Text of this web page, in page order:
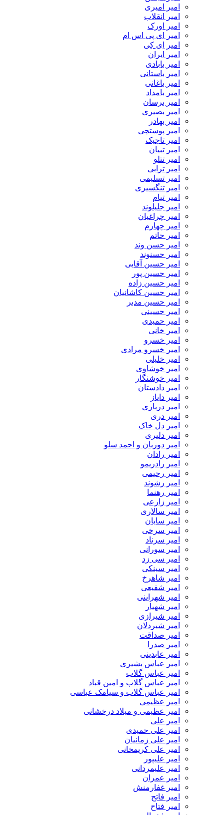
امیر امیری
امیر انقلاب
امیر اورک
امیر ای پی اس ام
امیر اِی کِی
امیر ایران
امیر بابادی
امیر باستانی
امیر باغانی
امیر بامداد
امیر برسان
امیر بصیری
امیر بهادر
امیر پوستچی
امیر تاجیک
امیر تبیان
امیر تتلو
امیر ترابی
امیر تسلیمی
امیر تنگسیری
امیر تیام
امیر جلیلوند
امیر چراغیان
امیر چهارم
امیر حاتم
امیر حسن وند
امیر حسنوند
امیر حسین آقایی
امیر حسین پور
امیر حسین زاده
امیر حسین کاشانیان
امیر حسین مدبر
امیر حسینی
امیر حمیدی
امیر خانی
امیر خسرو
امیر خسرو مرادی
امیر خلیلی
امیر خوشاوی
امیر خوشنگار
امیر دادستان
امیر دایاز
امیر درباری
امیر دری
امیر دل خاک
امیر دلیری
امیر دوربان و احمد سلو
امیر رادان
امیر رادریمو
امیر رحیمی
امیر رشوند
امیر رهنما
امیر زارعی
امیر سالاری
امیر سایان
امیر سرخی
امیر سرناد
امیر سورانی
امیر سی زد
امیر سینکی
امیر شاهرخ
امیر شفیعی
امیر شهراینی
امیر شهیار
امیر شیرازی
امیر شیردلان
امیر صداقت
امیر صدرا
امیر عابدینی
امیر عباس بشیری
امیر عباس گلاب
امیر عباس گلاب و امین قباد
امیر عباس گلاب و سیامک عباسی
امیر عظیمی
امیر عظیمی و میلاد درخشانی
امیر علی
امیر علی حمیدی
امیر علی زمانیان
امیر علی کریمخانی
امیر علیپور
امیر علیمردانی
امیر عمران
امیر غفارمنش
امیر فاتح
امیر فتاح